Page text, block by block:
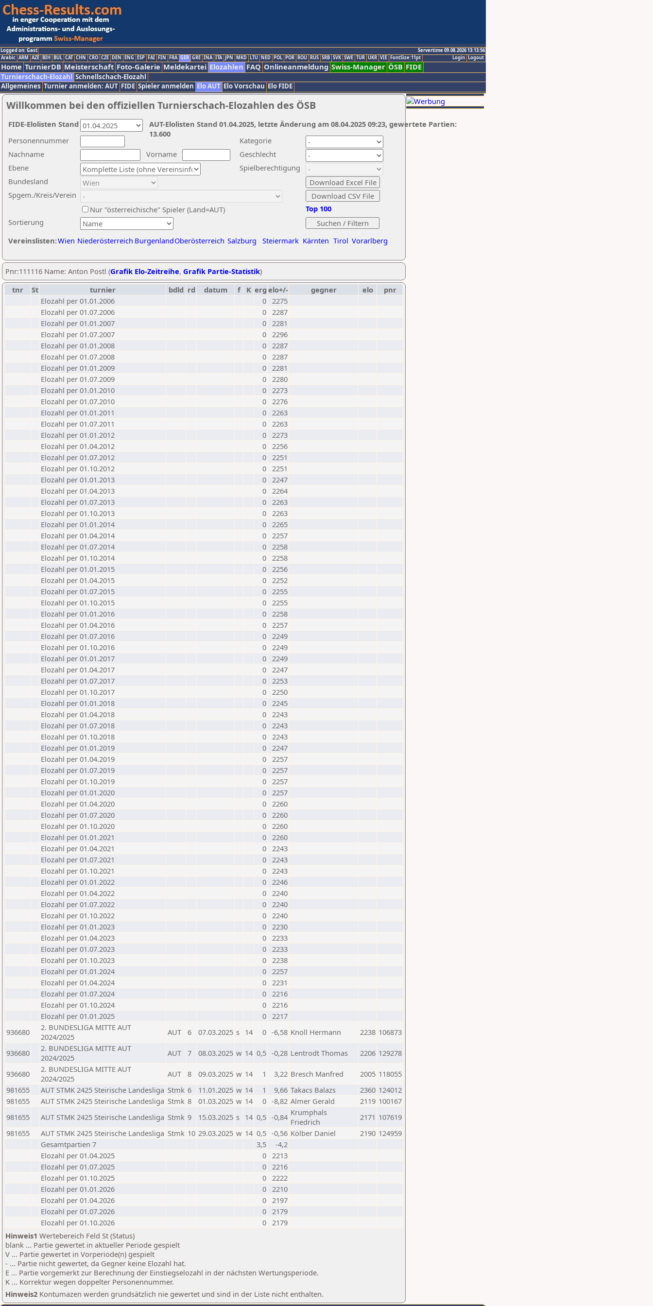
Logged on: Gast
Servertime 09.08.2026 13:13:56
Logout
Login
Arabic ARM AZE BIH BUL CAT CHN CRO CZE DEN ENG ESP FAI FIN FRA GER GRE INA ITA JPN MKD LTU NED POL POR ROU RUS SRB SVK SWE TUR UKR VIE FontSize:11pt
Home TurnierDB Meisterschaft Foto-Galerie Meldekartei Elozahlen FAQ Onlineanmeldung Swiss-Manager ÖSB FIDE
Turnierschach-Elozahl Schnellschach-Elozahl
Allgemeines Turnier anmelden: AUT FIDE Spieler anmelden Elo AUT Elo Vorschau Elo FIDE
Willkommen bei den offiziellen Turnierschach-Elozahlen des ÖSB
Nachname
Vorname
Ebene
Kategorie
Sortierung
Personennummer
Bundesland
Spgem./Kreis/Verein
Geschlecht
Nur "österreichische" Spieler (Land=AUT)
Spielberechtigung
Vereinslisten:Wien Niederösterreich BurgenlandOberösterreich Salzburg Steiermark Kärnten Tirol Vorarlberg
Top 100
AUT-Elolisten Stand 01.04.2025, letzte Änderung am 08.04.2025 09:23, gewertete Partien:
13.600
FIDE-Elolisten Stand
Pnr:111116 Name: Anton Postl (Grafik Elo-Zeitreihe, Grafik Partie-Statistik)
tnr
St turnier bdld rd datum f K erg elo+/- gegner elo
pnr
Elozahl per 01.01.2006
0 2275
Elozahl per 01.07.2006
0 2287
Elozahl per 01.01.2007
0 2281
Elozahl per 01.07.2007
0 2296
Elozahl per 01.01.2008
0 2287
Elozahl per 01.07.2008
0 2287
Elozahl per 01.01.2009
0 2281
Elozahl per 01.07.2009
0 2280
Elozahl per 01.01.2010
0 2273
Elozahl per 01.07.2010
0 2276
Elozahl per 01.01.2011
0 2263
Elozahl per 01.07.2011
0 2263
Elozahl per 01.01.2012
0 2273
Elozahl per 01.04.2012
0 2256
Elozahl per 01.07.2012
0 2251
Elozahl per 01.10.2012
0 2251
Elozahl per 01.01.2013
0 2247
Elozahl per 01.04.2013
0 2264
Elozahl per 01.07.2013
0 2263
Elozahl per 01.10.2013
0 2263
Elozahl per 01.01.2014
0 2265
Elozahl per 01.04.2014
0 2257
Elozahl per 01.07.2014
0 2258
Elozahl per 01.10.2014
0 2258
Elozahl per 01.01.2015
0 2256
Elozahl per 01.04.2015
0 2252
Elozahl per 01.07.2015
0 2255
Elozahl per 01.10.2015
0 2255
Elozahl per 01.01.2016
0 2258
Elozahl per 01.04.2016
0 2257
Elozahl per 01.07.2016
0 2249
Elozahl per 01.10.2016
0 2249
Elozahl per 01.01.2017
0 2249
Elozahl per 01.04.2017
0 2247
Elozahl per 01.07.2017
0 2253
Elozahl per 01.10.2017
0 2250
Elozahl per 01.01.2018
0 2245
Elozahl per 01.04.2018
0 2243
Elozahl per 01.07.2018
0 2243
Elozahl per 01.10.2018
0 2243
Elozahl per 01.01.2019
0 2247
Elozahl per 01.04.2019
0 2257
Elozahl per 01.07.2019
0 2257
Elozahl per 01.10.2019
0 2257
Elozahl per 01.01.2020
0 2257
Elozahl per 01.04.2020
0 2260
Elozahl per 01.07.2020
0 2260
Elozahl per 01.10.2020
0 2260
Elozahl per 01.01.2021
0 2260
Elozahl per 01.04.2021
0 2243
Elozahl per 01.07.2021
0 2243
Elozahl per 01.10.2021
0 2243
Elozahl per 01.01.2022
0 2246
Elozahl per 01.04.2022
0 2240
Elozahl per 01.07.2022
0 2240
Elozahl per 01.10.2022
0 2240
Elozahl per 01.01.2023
0 2230
Elozahl per 01.04.2023
0 2233
Elozahl per 01.07.2023
0 2233
Elozahl per 01.10.2023
0 2238
Elozahl per 01.01.2024
0 2257
Elozahl per 01.04.2024
0 2231
Elozahl per 01.07.2024
0 2216
Elozahl per 01.10.2024
0 2216
Elozahl per 01.01.2025
0 2217
936680
2. BUNDESLIGA MITTE AUT
2024/2025
AUT 6 07.03.2025 s 14 0 -6,58 Knoll Hermann 2238 106873
936680
2. BUNDESLIGA MITTE AUT
2024/2025
AUT 7 08.03.2025 w 14 0,5 -0,28 Lentrodt Thomas 2206 129278
936680
2. BUNDESLIGA MITTE AUT
2024/2025
AUT 8 09.03.2025 w 14 1 3,22 Bresch Manfred 2005 118055
981655
AUT STMK 2425 Steirische Landesliga Stmk 6 11.01.2025 w 14 1 9,66 Takacs Balazs 2360 124012
981655
AUT STMK 2425 Steirische Landesliga Stmk 8 01.03.2025 w 14 0 -8,82 Almer Gerald 2119 100167
981655
AUT STMK 2425 Steirische Landesliga Stmk 9 15.03.2025 s 14 0,5 -0,84 Krumphals
Friedrich
2171 107619
981655
AUT STMK 2425 Steirische Landesliga Stmk 10 29.03.2025 w 14 0,5 -0,56 Kölber Daniel 2190 124959
Gesamtpartien 7
3,5
-4,2
Elozahl per 01.04.2025
0 2213
Elozahl per 01.07.2025
0 2216
Elozahl per 01.10.2025
0 2222
Elozahl per 01.01.2026
0 2210
Elozahl per 01.04.2026
0 2197
Elozahl per 01.07.2026
0 2179
Elozahl per 01.10.2026
0 2179
Hinweis1 Wertebereich Feld St (Status)
blank ... Partie gewertet in aktueller Periode gespielt
V ... Partie gewertet in Vorperiode(n) gespielt
- ... Partie nicht gewertet, da Gegner keine Elozahl hat.
E ... Partie vorgemerkt zur Berechnung der Einstiegselozahl in der nächsten Wertungsperiode.
K ... Korrektur wegen doppelter Personennummer.
Hinweis2 Kontumazen werden grundsätzlich nie gewertet und sind in der Liste nicht enthalten.